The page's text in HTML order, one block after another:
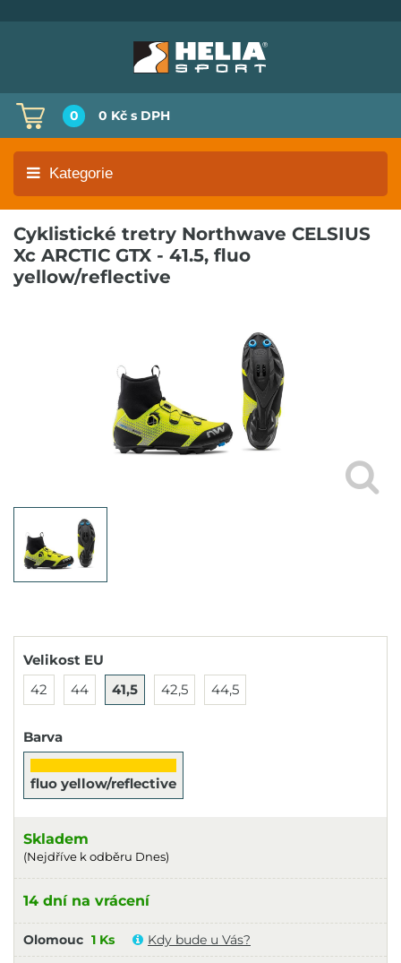
0 0 Kč s DPH
Kategorie
Cyklistické tretry Northwave CELSIUS
Xc ARCTIC GTX - 41.5, fluo
yellow/reflective
Velikost EU
42
44 41,5 42,5 44,5
Barva
fluo yellow/reflective
Skladem
(Nejdříve k odběru Dnes)
14 dní na vrácení
Olomouc 1 Ks Kdy bude u Vás?